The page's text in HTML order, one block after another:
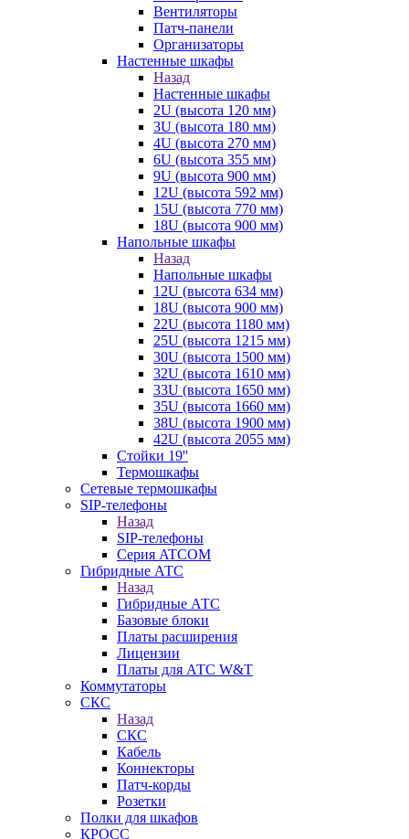
Вентиляторы
Патч-панели
Организаторы
Настенные шкафы
Назад
Настенные шкафы
2U (высота 120 мм)
3U (высота 180 мм)
4U (высота 270 мм)
6U (высота 355 мм)
9U (высота 900 мм)
12U (высота 592 мм)
15U (высота 770 мм)
18U (высота 900 мм)
Напольные шкафы
Назад
Напольные шкафы
12U (высота 634 мм)
18U (высота 900 мм)
22U (высота 1180 мм)
25U (высота 1215 мм)
30U (высота 1500 мм)
32U (высота 1610 мм)
33U (высота 1650 мм)
35U (высота 1660 мм)
38U (высота 1900 мм)
42U (высота 2055 мм)
Стойки 19''
Термошкафы
Сетевые термошкафы
SIP-телефоны
Назад
SIP-телефоны
Серия ATCOM
Гибридные АТС
Назад
Гибридные АТС
Базовые блоки
Платы расширения
Лицензии
Платы для АТС W&T
Коммутаторы
СКС
Назад
СКС
Кабель
Коннекторы
Патч-корды
Розетки
Полки для шкафов
КРОСС